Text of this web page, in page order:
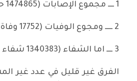
1 ــــ مجموع الإصابات (1474865 حالة
2 ـــــ ومجوع الوفيات (17752 وفاة
3 ــــ اما الشفاء (1340383 شفاء
الفرق غير قليل في عدد غير